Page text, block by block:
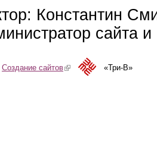
Константин
сайта
Создание сайтов(link is external)«Три-В»